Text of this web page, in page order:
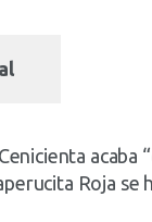
acaba
Roja